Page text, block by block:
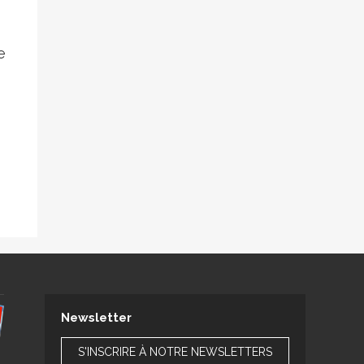
Newsletter
S'INSCRIRE À NOTRE NEWSLETTERS